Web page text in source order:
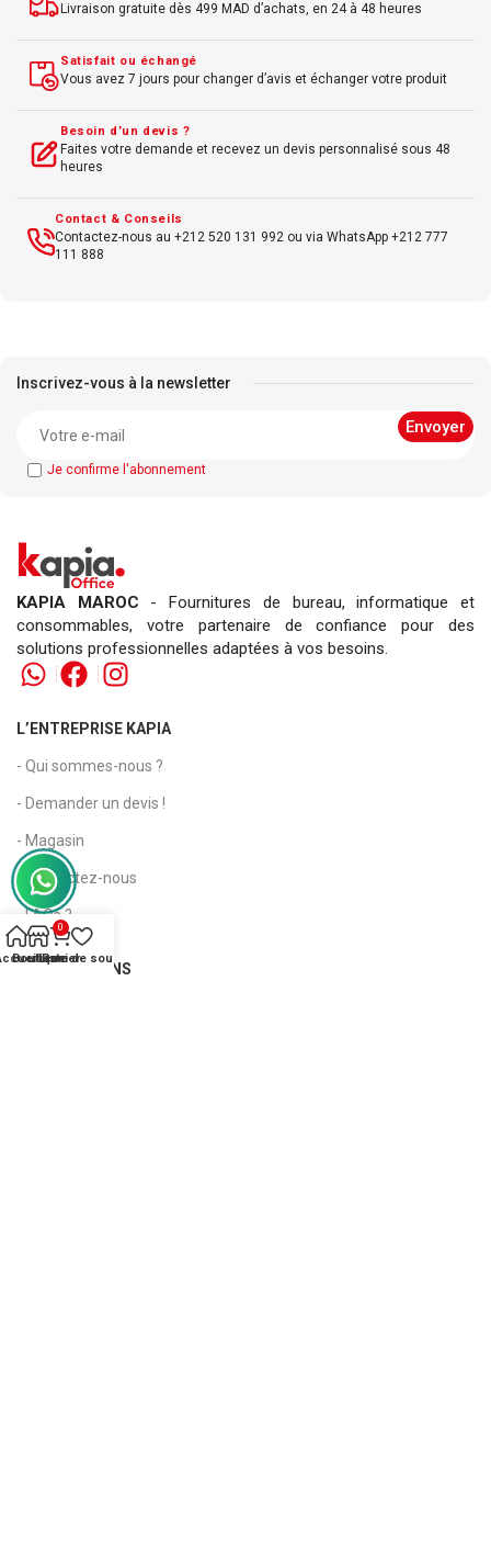
Livraison gratuite dès 499 MAD d’achats, en 24 à 48 heures
Satisfait ou échangé
Vous avez 7 jours pour changer d’avis et échanger votre produit
Besoin d’un devis ?
Faites votre demande et recevez un devis personnalisé sous 48
heures
Contact & Conseils
Contactez-nous au +212 520 131 992 ou via WhatsApp +212 777
111 888
Inscrivez-vous à la newsletter
Je confirme l'abonnement
KAPIA MAROC - Fournitures de bureau, informatique et
consommables, votre partenaire de confiance pour des
solutions professionnelles adaptées à vos besoins.
L’ENTREPRISE KAPIA
- Qui sommes-nous ?
- Demander un devis !
- Magasin
- Contactez-nous
- FAQs ?
INFORMATIONS
Boutique
0
Panier
Liste de souhaits